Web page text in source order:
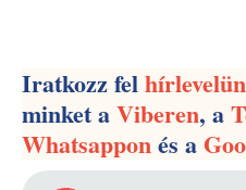
Iratkozz fel
minket aViberen, a
Whatsapponés a